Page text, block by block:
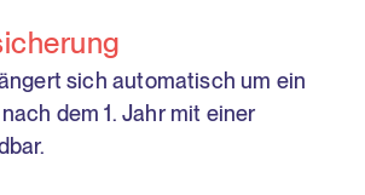
sich automatisch um ein
dem 1. Jahr mit einer